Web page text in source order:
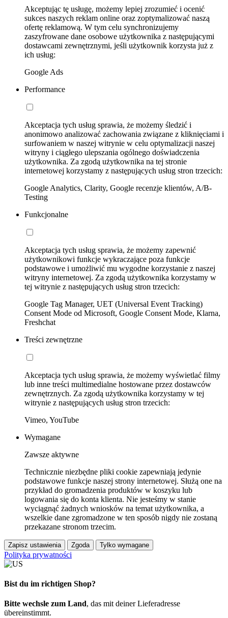
Akceptując tę usługę, możemy lepiej zrozumieć i ocenić
sukces naszych reklam online oraz zoptymalizować naszą
ofertę reklamową. W tym celu synchronizujemy
zaszyfrowane dane osobowe użytkownika z następującymi
dostawcami zewnętrznymi, jeśli użytkownik korzysta już z
ich usług:
Google Ads
Performance
Akceptacja tych usług sprawia, że możemy śledzić i
anonimowo analizować zachowania związane z kliknięciami i
surfowaniem w naszej witrynie w celu optymalizacji naszej
witryny i ciągłego ulepszania ogólnego doświadczenia
użytkownika. Za zgodą użytkownika na tej stronie
internetowej korzystamy z następujących usług stron trzecich:
Google Analytics, Clarity, Google recenzje klientów, A/B-
Testing
Funkcjonalne
Akceptacja tych usług sprawia, że możemy zapewnić
użytkownikowi funkcje wykraczające poza funkcje
podstawowe i umożliwić mu wygodne korzystanie z naszej
witryny internetowej. Za zgodą użytkownika korzystamy w
tej witrynie z następujących usług stron trzecich:
Google Tag Manager, UET (Universal Event Tracking)
Consent Mode od Microsoft, Google Consent Mode, Klarna,
Freshchat
Treści zewnętrzne
Akceptacja tych usług sprawia, że możemy wyświetlać filmy
lub inne treści multimedialne hostowane przez dostawców
zewnętrznych. Za zgodą użytkownika korzystamy w tej
witrynie z następujących usług stron trzecich:
Vimeo, YouTube
Wymagane
Zawsze aktywne
Technicznie niezbędne pliki cookie zapewniają jedynie
podstawowe funkcje naszej strony internetowej. Służą one na
przykład do gromadzenia produktów w koszyku lub
logowania się do konta klienta. Nie jesteśmy w stanie
wyciągnąć żadnych wniosków na temat użytkownika, a
wszelkie dane zgromadzone w ten sposób nigdy nie zostaną
przekazane stronom trzecim.
Zapisz ustawienia Zgoda Tylko wymagane
Polityka prywatności
Bist du im richtigen Shop?
Bitte wechsle zum Land, das mit deiner Lieferadresse
übereinstimmt.